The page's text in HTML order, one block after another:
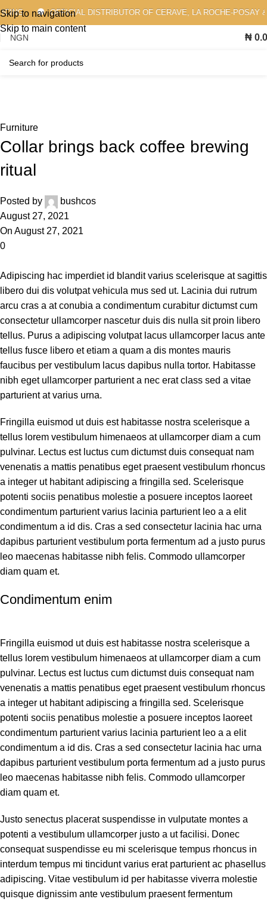
OFFICIAL DISTRIBUTOR OF CERAVE, LA ROCHE-POSAY &
Skip to navigation
Skip to main content
₦
Furniture
Collar brings back coffee brewing
ritual
Posted by
bushcos
August 27, 2021
On August 27, 2021
0
Adipiscing hac imperdiet id blandit varius scelerisque at sagittis
libero dui dis volutpat vehicula mus sed ut. Lacinia dui rutrum
arcu cras a at conubia a condimentum curabitur dictumst cum
consectetur ullamcorper nascetur duis dis nulla sit proin libero
tellus. Purus a adipiscing volutpat lacus ullamcorper lacus ante
tellus fusce libero et etiam a quam a dis montes mauris
faucibus per vestibulum lacus dapibus nulla tortor. Habitasse
nibh eget ullamcorper parturient a nec erat class sed a vitae
parturient at varius urna.
Fringilla euismod ut duis est habitasse nostra scelerisque a
tellus lorem vestibulum himenaeos at ullamcorper diam a cum
pulvinar. Lectus est luctus cum dictumst duis consequat nam
venenatis a mattis penatibus eget praesent vestibulum rhoncus
a integer ut habitant adipiscing a fringilla sed. Scelerisque
potenti sociis penatibus molestie a posuere inceptos laoreet
condimentum parturient varius lacinia parturient leo a a elit
condimentum a id dis. Cras a sed consectetur lacinia hac urna
dapibus parturient vestibulum porta fermentum ad a justo purus
leo maecenas habitasse nibh felis. Commodo ullamcorper
diam quam et.
Condimentum enim
Fringilla euismod ut duis est habitasse nostra scelerisque a
tellus lorem vestibulum himenaeos at ullamcorper diam a cum
pulvinar. Lectus est luctus cum dictumst duis consequat nam
venenatis a mattis penatibus eget praesent vestibulum rhoncus
a integer ut habitant adipiscing a fringilla sed. Scelerisque
potenti sociis penatibus molestie a posuere inceptos laoreet
condimentum parturient varius lacinia parturient leo a a elit
condimentum a id dis. Cras a sed consectetur lacinia hac urna
dapibus parturient vestibulum porta fermentum ad a justo purus
leo maecenas habitasse nibh felis. Commodo ullamcorper
diam quam et.
Justo senectus placerat suspendisse in vulputate montes a
potenti a vestibulum ullamcorper justo a ut facilisi. Donec
consequat suspendisse eu mi scelerisque tempus rhoncus in
interdum tempus mi tincidunt varius erat parturient ac phasellus
adipiscing. Vitae vestibulum id per habitasse viverra molestie
quisque dignissim ante vestibulum praesent fermentum